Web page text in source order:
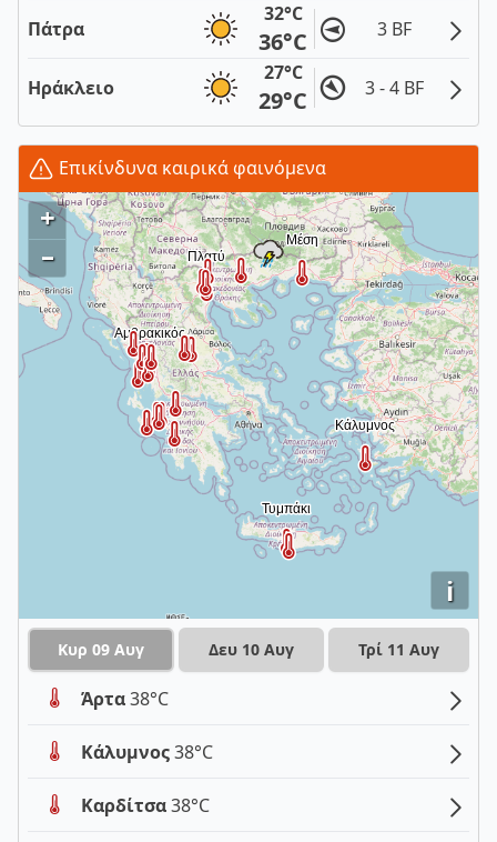
Πάτρα
32°C
36°C 3 BF
Ηράκλειο
27°C
29°C 3 - 4 BF
Επικίνδυνα καιρικά φαινόμενα
i
+
–
Κυρ 09 Αυγ Δευ 10 Αυγ Τρί 11 Αυγ
Άρτα38°C
Κάλυμνος38°C
Καρδίτσα38°C